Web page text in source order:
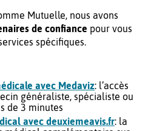
Mutuelle, nous avons
de confiance pour vous
spécifiques.
avec Medaviz: l’accès
généraliste, spécialiste ou
de 3 minutes
avec deuxiemeavis.fr: la